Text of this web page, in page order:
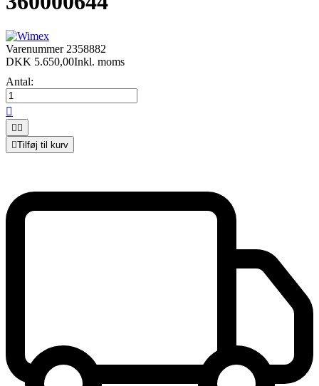
Varenummer 2358882
DKK 5.650,00Inkl. moms
Antal:

 
Tilføj til kurv